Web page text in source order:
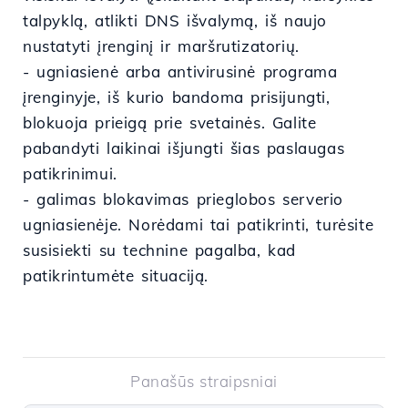
talpyklą, atlikti DNS išvalymą, iš naujo
nustatyti įrenginį ir maršrutizatorių.
- ugniasienė arba antivirusinė programa
įrenginyje, iš kurio bandoma prisijungti,
blokuoja prieigą prie svetainės. Galite
pabandyti laikinai išjungti šias paslaugas
patikrinimui.
- galimas blokavimas prieglobos serverio
ugniasienėje. Norėdami tai patikrinti, turėsite
susisiekti su technine pagalba, kad
patikrintumėte situaciją.
Panašūs straipsniai